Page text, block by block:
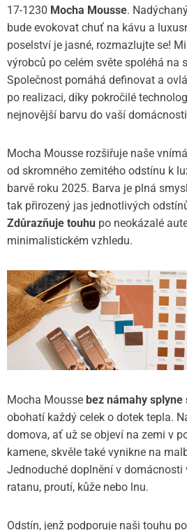
17-1230 Mocha Mousse.
bude evokovat chuť na kávu a
poselství je jasné, rozmazlujte se!
výrobců po celém světe spoléhá na
Společnost pomáhá definovat a
po realizaci, díky pokročilé
nejnovější barvu do vaší
Mocha Mousse rozšiřuje naše
od skromného zemitého odstínu k
barvě roku 2025. Barva je plná
tak přirozený jas jednotlivých
Zdůrazňuje touhu po neokázalé
minimalistickém vzhledu.
Mocha Mousse bez námahy
obohatí každý celek o dotek tepla.
domova, ať už se objeví na zemi v
kamene, skvěle také vynikne na
Jednoduché doplnění v domácnosti
ratanu, proutí, kůže nebo lnu.
Odstín, jenž podporuje naši touhu